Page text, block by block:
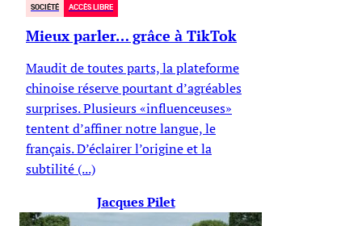
SOCIÉTÉ ACCÈS LIBRE
Mieux parler… grâce à TikTok
Maudit de toutes parts, la plateforme
chinoise réserve pourtant d’agréables
surprises. Plusieurs «influenceuses»
tentent d’affiner notre langue, le
français. D’éclairer l’origine et la
subtilité (...)
Jacques Pilet